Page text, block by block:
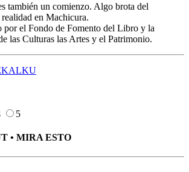
también un comienzo. Algo brota del
en Machicura.
por el Fondo de Fomento del Libro y la
las Culturas las Artes y el Patrimonio.
KALKU
5
• MIRA ESTO